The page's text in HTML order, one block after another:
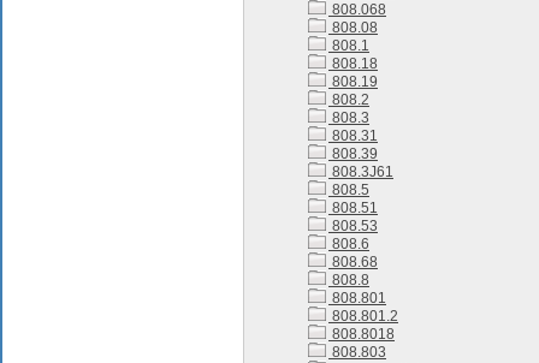
808.068
808.08
808.1
808.18
808.19
808.2
808.3
808.31
808.39
808.3J61
808.5
808.51
808.53
808.6
808.68
808.8
808.801
808.801.2
808.8018
808.803